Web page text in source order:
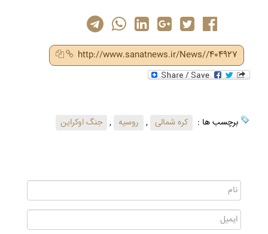
http://www.sanatnews.ir/News//404927
برچسب ها : کره شمالی , روسیه , جنگ اوکراین